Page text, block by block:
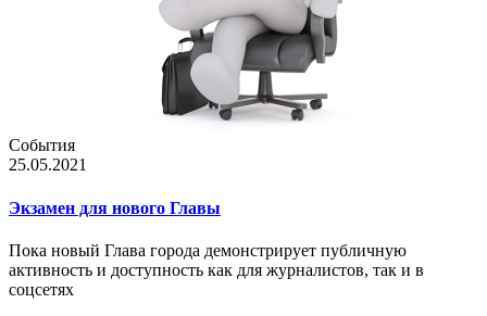
События
25.05.2021
Экзамен для нового Главы
Пока новый Глава города демонстрирует публичную
активность и доступность как для журналистов, так и в
соцсетях